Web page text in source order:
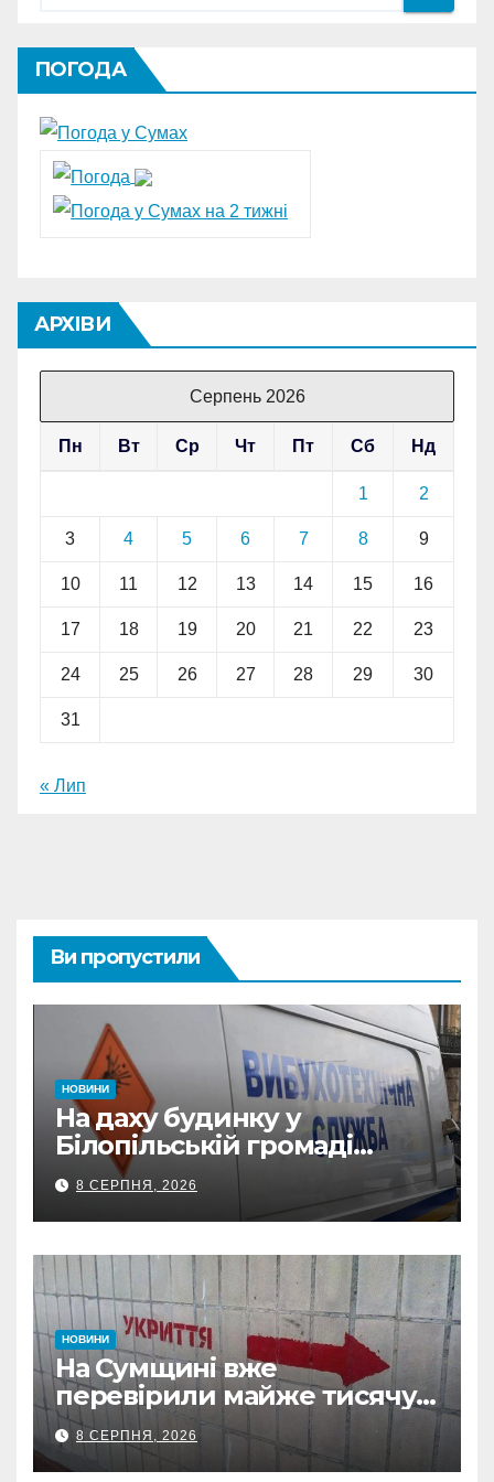
ПОГОДА
АРХІВИ
Серпень 2026
Пн Вт Ср Чт Пт Сб Нд
1 2
3 4 5 6 7 8 9
10 11 12 13 14 15 16
17 18 19 20 21 22 23
24 25 26 27 28 29 30
31
« Лип
Ви пропустили
НОВИНИ
На даху будинку у
Білопільській громаді
знайшли 120-мм міну
8 СЕРПНЯ, 2026
НОВИНИ
На Сумщині вже
перевірили майже тисячу
укриттів: де виявили
замкнені двері
8 СЕРПНЯ, 2026